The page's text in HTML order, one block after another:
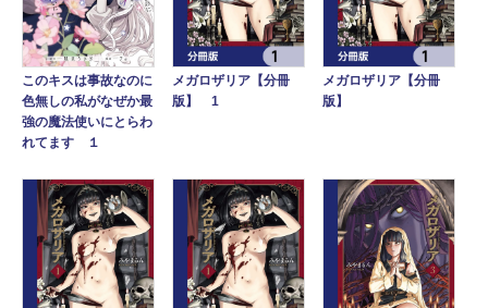
このキスは事故なのに
色無しの私がなぜか最
強の魔法使いにとらわ
れてます １
メガロザリア【分冊
版】 1
メガロザリア【分冊
版】